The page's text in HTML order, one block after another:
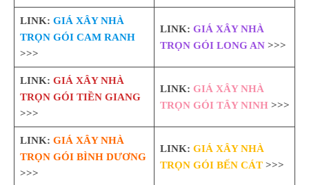
LINK: GIÁ XÂY NHÀ
TRỌN GÓI CAM RANH
>>>
LINK: GIÁ XÂY NHÀ
TRỌN GÓI LONG AN>>>
LINK: GIÁ XÂY NHÀ
TRỌN GÓI TIỀN GIANG
>>>
LINK: GIÁ XÂY NHÀ
TRỌN GÓI TÂY NINH>>>
LINK: GIÁ XÂY NHÀ
TRỌN GÓI BÌNH DƯƠNG
>>>
LINK: GIÁ XÂY NHÀ
TRỌN GÓI BẾN CÁT>>>